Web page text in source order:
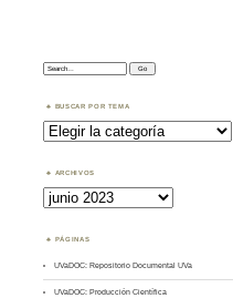
Search:
BUSCAR POR TEMA
Buscar
por
Tema
ARCHIVOS
Archivos
PÁGINAS
UVaDOC: Repositorio Documental UVa
UVaDOC: Producción Científica